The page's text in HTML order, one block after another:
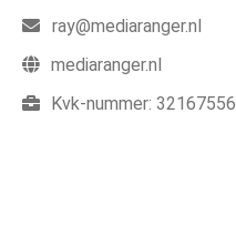
ray@mediaranger.nl
mediaranger.nl
Kvk-nummer: 32167556